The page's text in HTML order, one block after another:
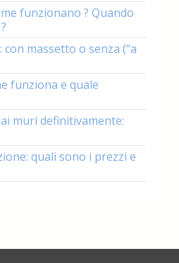
funzionano ? Quando
massetto o senza (“a
funziona e quale
muri definitivamente:
quali sono i prezzi e